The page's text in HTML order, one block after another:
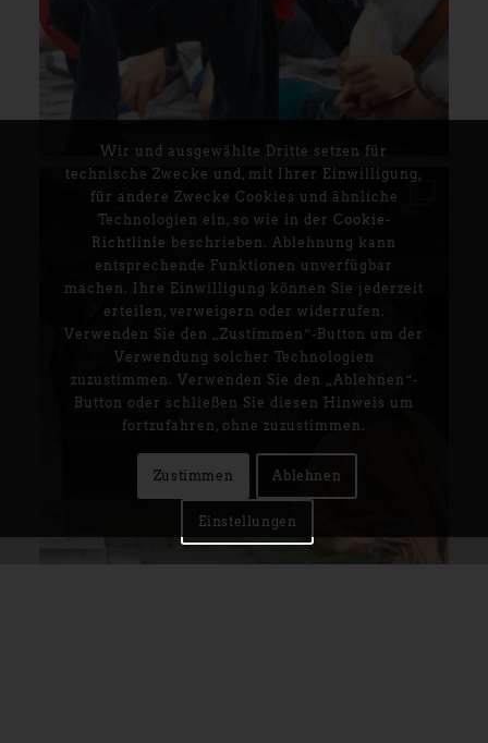
Wir und ausgewählte Dritte setzen für
technische Zwecke und, mit Ihrer Einwilligung,
für andere Zwecke Cookies und ähnliche
Technologien ein, so wie in der Cookie-
Richtlinie beschrieben. Ablehnung kann
entsprechende Funktionen unverfügbar
machen. Ihre Einwilligung können Sie jederzeit
erteilen, verweigern oder widerrufen.
Verwenden Sie den „Zustimmen“-Button um der
Verwendung solcher Technologien
zuzustimmen. Verwenden Sie den „Ablehnen“-
Button oder schließen Sie diesen Hinweis um
fortzufahren, ohne zuzustimmen.
Zustimmen Ablehnen
Einstellungen